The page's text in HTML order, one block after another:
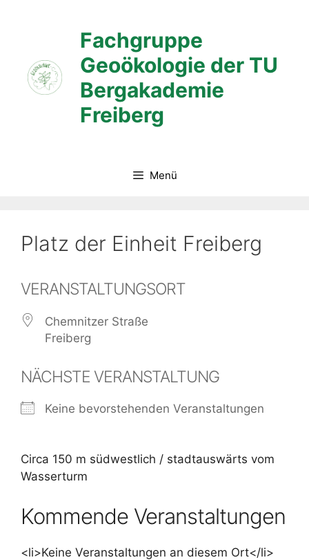
Fachgruppe
Geoökologie der TU
Bergakademie
Freiberg
Menü
Platz der Einheit Freiberg
VERANSTALTUNGSORT
Chemnitzer Straße
Freiberg
NÄCHSTE VERANSTALTUNG
Keine bevorstehenden Veranstaltungen
Circa 150 m südwestlich / stadtauswärts vom
Wasserturm
Kommende Veranstaltungen
<li>Keine Veranstaltungen an diesem Ort</li>